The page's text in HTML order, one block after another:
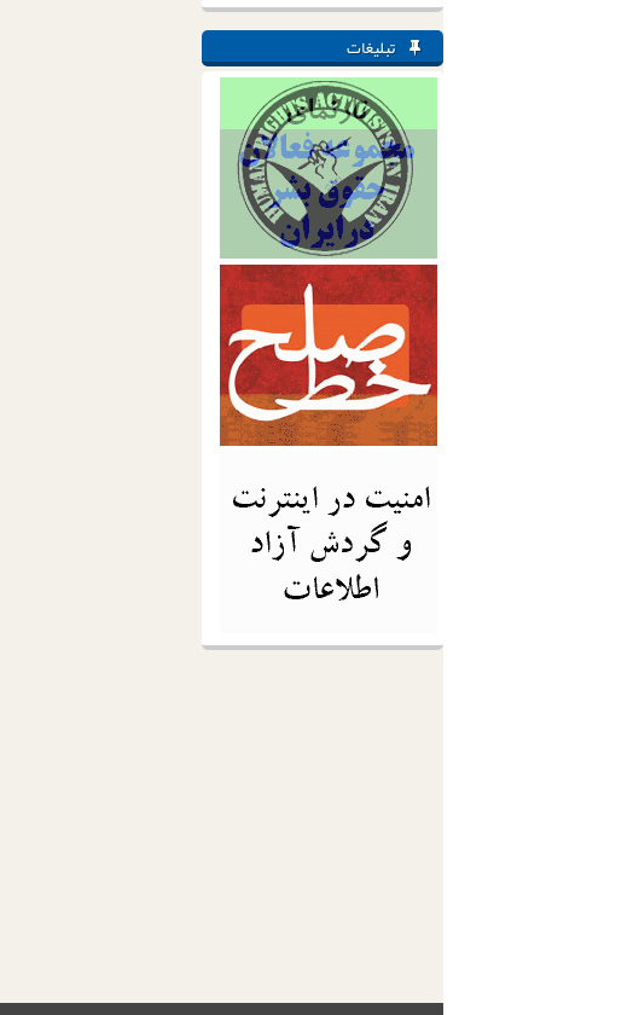
تبلیغات